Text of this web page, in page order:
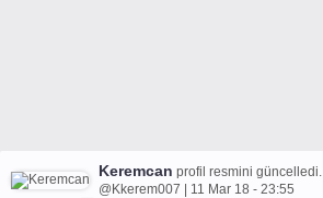
Keremcan profil resmini güncelledi.
@Kkerem007 | 11 Mar 18 - 23:55